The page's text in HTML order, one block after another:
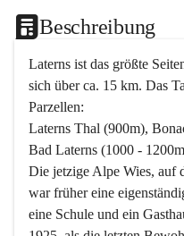
Beschreibung
Laterns ist das größte
sich über ca. 15 km. Das
Parzellen:
Laterns Thal (900m),
Bad Laterns (1000 -
Die jetzige Alpe Wies, auf
war früher eine
eine Schule und ein